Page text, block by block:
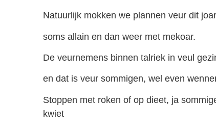
Natuurlijk mokken we plannen veur dit joar
soms allain en dan weer met mekoar.
De veurnemens binnen talriek in veul
en dat is veur sommigen, wel even
Stoppen met roken of op dieet, ja
kwiet